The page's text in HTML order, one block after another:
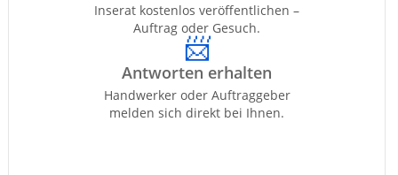
Inserat kostenlos veröffentlichen –
Auftrag oder Gesuch.
📨
Antworten erhalten
Handwerker oder Auftraggeber
melden sich direkt bei Ihnen.